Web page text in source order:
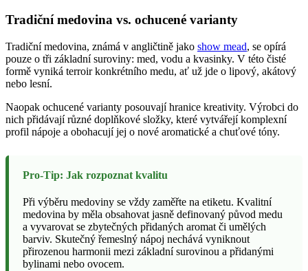
Tradiční medovina vs. ochucené varianty
Tradiční medovina, známá v angličtině jako show mead, se opírá
pouze o tři základní suroviny: med, vodu a kvasinky. V této čisté
formě vyniká terroir konkrétního medu, ať už jde o lipový, akátový
nebo lesní.
Naopak ochucené varianty posouvají hranice kreativity. Výrobci do
nich přidávají různé doplňkové složky, které vytvářejí komplexní
profil nápoje a obohacují jej o nové aromatické a chuťové tóny.
Pro-Tip: Jak rozpoznat kvalitu
Při výběru medoviny se vždy zaměřte na etiketu. Kvalitní
medovina by měla obsahovat jasně definovaný původ medu
a vyvarovat se zbytečných přidaných aromat či umělých
barviv. Skutečný řemeslný nápoj nechává vyniknout
přirozenou harmonii mezi základní surovinou a přidanými
bylinami nebo ovocem.